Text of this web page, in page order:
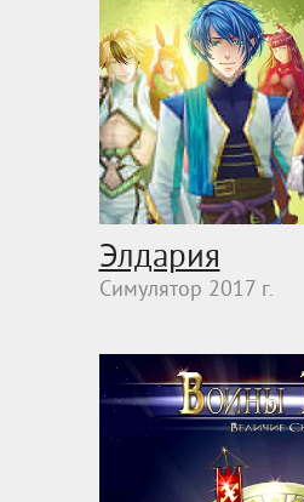
Элдария
Симулятор 2017 г.